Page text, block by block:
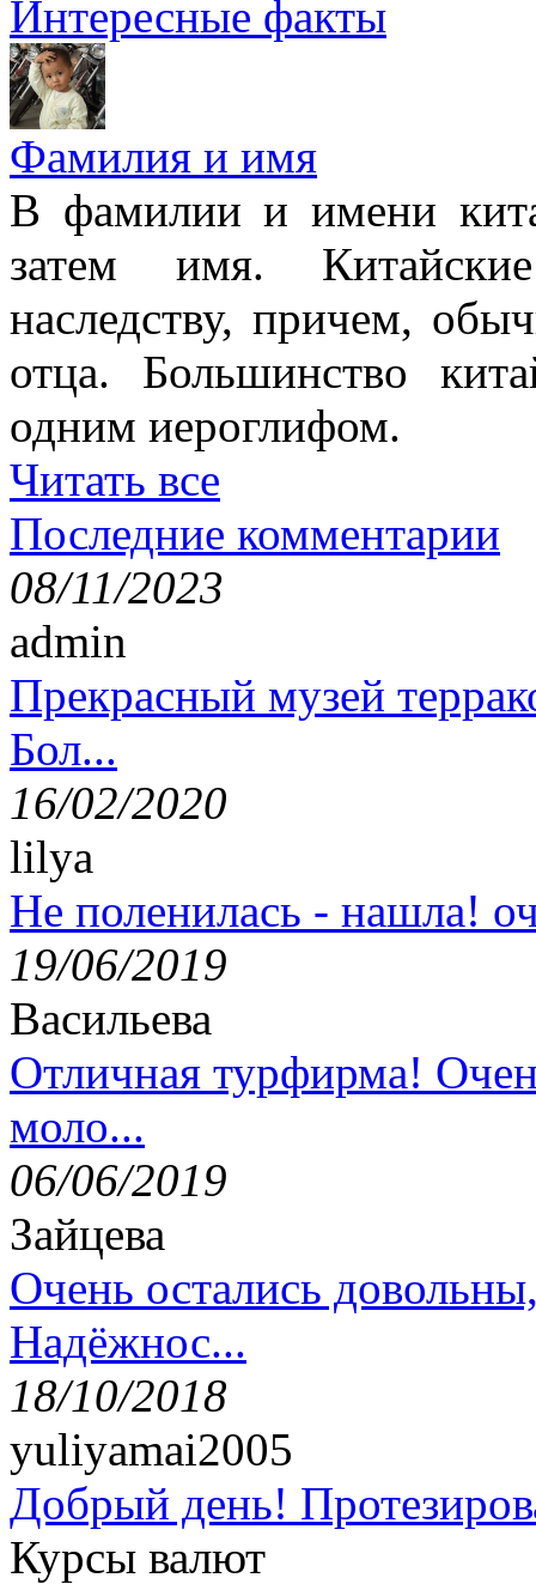
Интересные факты
Фамилия и имя
В фамилии и имени
затем имя.
наследству, причем,
отца. Большинство
одним иероглифом.
Читать все
Последние комментарии
08/11/2023
admin
Прекрасный музей
Бол...
16/02/2020
lilya
Не поленилась - нашла!
19/06/2019
Васильева
Отличная турфирма!
моло...
06/06/2019
Зайцева
Очень остались
Надёжнос...
18/10/2018
yuliyamai2005
Добрый день!
Курсы валют